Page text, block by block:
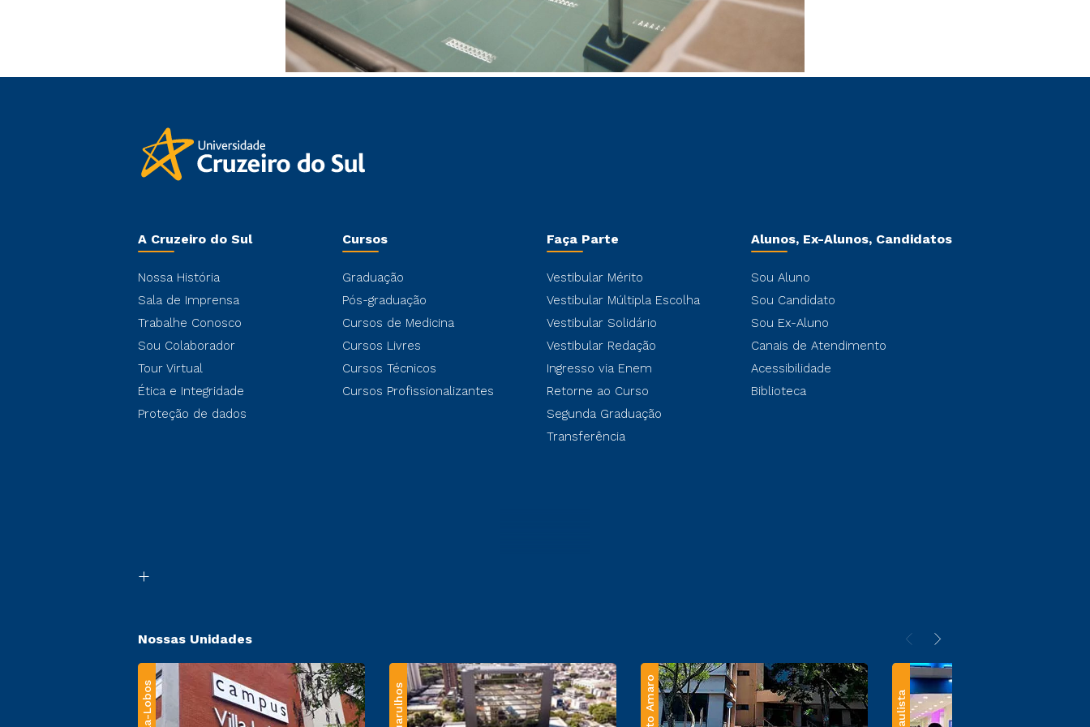
A Cruzeiro do Sul
Nossa História
Sala de Imprensa
Trabalhe Conosco
Sou Colaborador
Tour Virtual
Ética e Integridade
Proteção de dados
Cursos
Graduação
Pós-graduação
Cursos de Medicina
Cursos Livres
Cursos Técnicos
Cursos Profissionalizantes
Faça Parte
Vestibular Mérito
Vestibular Múltipla Escolha
Vestibular Solidário
Vestibular Redação
Ingresso via Enem
Retorne ao Curso
Segunda Graduação
Transferência
Alunos, Ex-Alunos, Candidatos
Sou Aluno
Sou Candidato
Sou Ex-Aluno
Canais de Atendimento
Acessibilidade
Biblioteca
Nossas Unidades
Villa-Lobos Guarulhos Santo Amaro Paulista